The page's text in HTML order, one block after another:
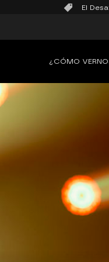
El
¿CÓMO